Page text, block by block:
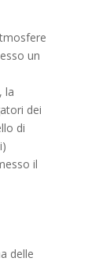
un
la
dei
di
il
delle